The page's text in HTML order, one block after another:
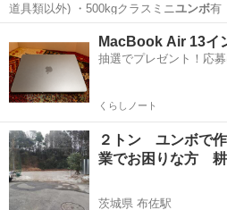
道具類以外) ・500kgクラスミニ ユンボ有
ルムア…
DIY
MacBook Air 13
抽選でプレゼント！応
くらしノート
２トン ユンボで
業でお困りな方
茨城県 布佐駅